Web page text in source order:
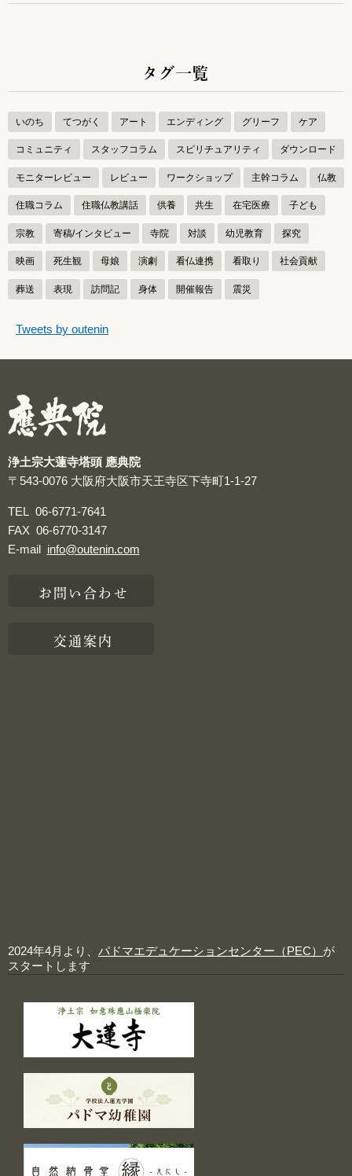
タグ一覧
いのち てつがく アート エンディング グリーフ ケア
コミュニティ スタッフコラム スピリチュアリティ ダウンロード
モニターレビュー レビュー ワークショップ 主幹コラム 仏教
住職コラム 住職仏教講話 供養 共生 在宅医療 子ども
宗教 寄稿/インタビュー 寺院 対談 幼児教育 探究
映画 死生観 母娘 演劇 看仏連携 看取り 社会貢献
葬送 表現 訪問記 身体 開催報告 震災
つぶやき
つぶやきをスキップする
Tweets by outenin
浄土宗大蓮寺塔頭 應典院
〒543-0076 大阪府大阪市天王寺区下寺町1-1-27
TEL 06-6771-7641
FAX 06-6770-3147
E-mail info@outenin.com
お問い合わせ
交通案内
2024年4月より、 パドマエデュケーションセンター（PEC） が
スタートします